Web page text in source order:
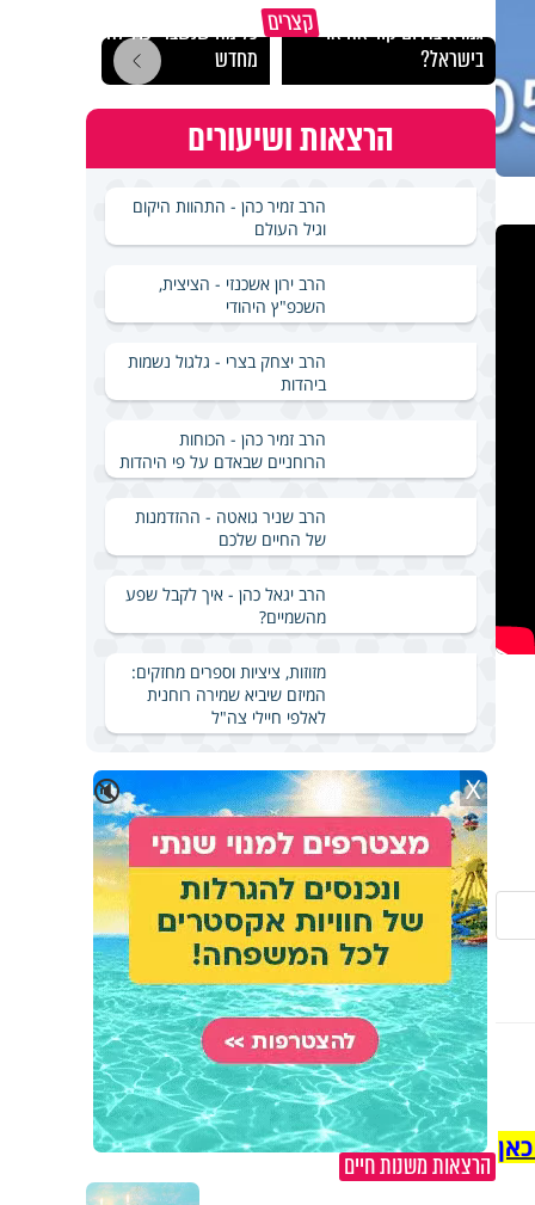
קצרים גמרא בדרום קוריאה או
בישראל?
כל מה שנשבר יכול להיבנות
מחדש
הרצאות ושיעורים
הרב זמיר כהן - התהוות היקום
וגיל העולם
הרב ירון אשכנזי - הציצית,
השכפ"ץ היהודי
הרב יצחק בצרי - גלגול נשמות
ביהדות
הרב זמיר כהן - הכוחות
הרוחניים שבאדם על פי היהדות
הרב שניר גואטה - ההזדמנות
של החיים שלכם
הרב יגאל כהן - איך לקבל שפע
מהשמיים?
מזוזות, ציציות וספרים מחזקים:
המיזם שיביא שמירה רוחנית
לאלפי חיילי צה"ל
🔇 X
הרצאות משנות חיים